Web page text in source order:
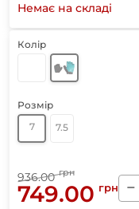
Немає на складі
Колір
Розмір
7
7.5
936.00 грн
749.00 грн −